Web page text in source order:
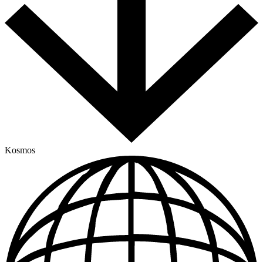
Kosmos